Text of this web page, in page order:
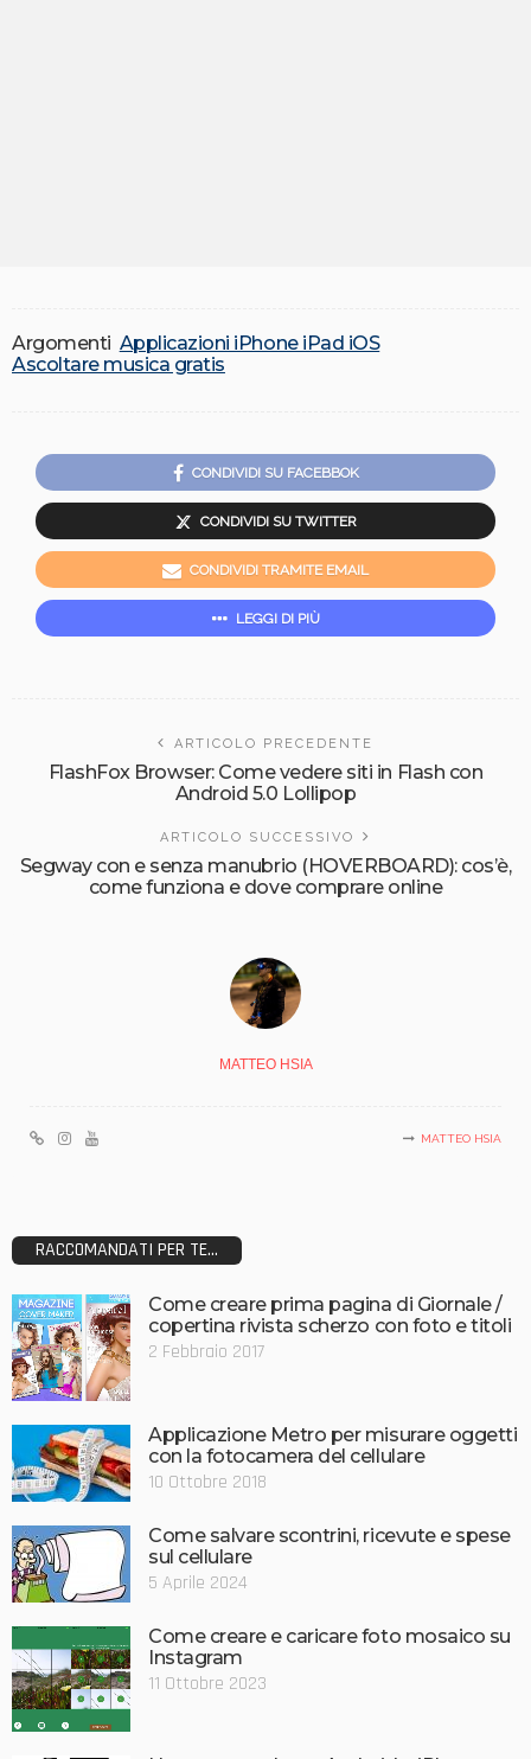
Argomenti Applicazioni iPhone iPad iOS
Ascoltare musica gratis
CONDIVIDI SU FACEBBOK
CONDIVIDI SU TWITTER
CONDIVIDI TRAMITE EMAIL
LEGGI DI PIÙ
ARTICOLO PRECEDENTE
FlashFox Browser: Come vedere siti in Flash con
Android 5.0 Lollipop
ARTICOLO SUCCESSIVO
Segway con e senza manubrio (HOVERBOARD): cos’è,
come funziona e dove comprare online
MATTEO HSIA
MATTEO HSIA
RACCOMANDATI PER TE...
Come creare prima pagina di Giornale /
copertina rivista scherzo con foto e titoli
2 Febbraio 2017
Applicazione Metro per misurare oggetti
con la fotocamera del cellulare
10 Ottobre 2018
Come salvare scontrini, ricevute e spese
sul cellulare
5 Aprile 2024
Come creare e caricare foto mosaico su
Instagram
11 Ottobre 2023